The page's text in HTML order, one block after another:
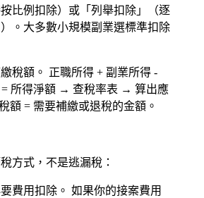
比例扣除）或「列舉扣除」（逐
。大多數小規模副業選標準扣除
稅額。 正職所得 + 副業所得 -
= 所得淨額 → 查稅率表 → 算出應
額 = 需要補繳或退稅的金額。
方式，不是逃漏稅：
費用扣除。 如果你的接案費用